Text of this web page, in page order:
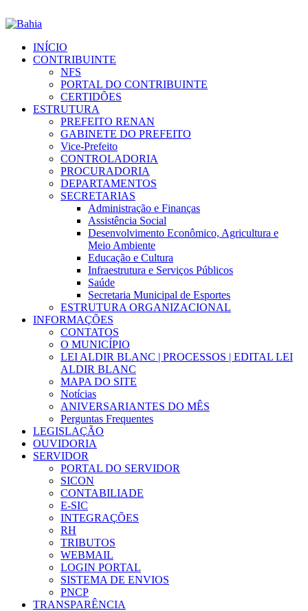
INÍCIO
CONTRIBUINTE
NFS
PORTAL DO CONTRIBUINTE
CERTIDÕES
ESTRUTURA
PREFEITO RENAN
GABINETE DO PREFEITO
Vice-Prefeito
CONTROLADORIA
PROCURADORIA
DEPARTAMENTOS
SECRETARIAS
Administração e Finanças
Assistência Social
Desenvolvimento Econômico, Agricultura e
Meio Ambiente
Educação e Cultura
Infraestrutura e Serviços Públicos
Saúde
Secretaria Municipal de Esportes
ESTRUTURA ORGANIZACIONAL
INFORMAÇÕES
CONTATOS
O MUNICÍPIO
LEI ALDIR BLANC | PROCESSOS | EDITAL LEI
ALDIR BLANC
MAPA DO SITE
Notícias
ANIVERSARIANTES DO MÊS
Perguntas Frequentes
LEGISLAÇÃO
OUVIDORIA
SERVIDOR
PORTAL DO SERVIDOR
SICON
CONTABILIADE
E-SIC
INTEGRAÇÕES
RH
TRIBUTOS
WEBMAIL
LOGIN PORTAL
SISTEMA DE ENVIOS
PNCP
TRANSPARÊNCIA